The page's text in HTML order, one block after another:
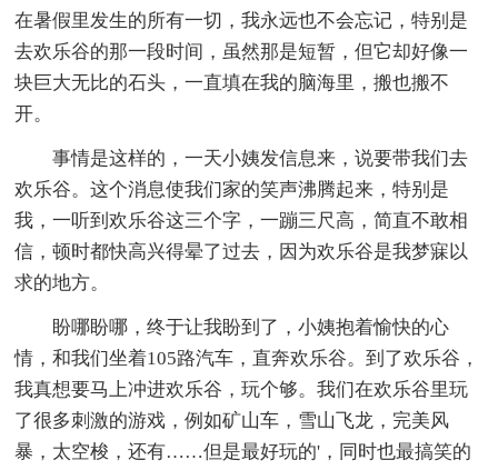
在暑假里发生的所有一切，我永远也不会忘记，特别是
去欢乐谷的那一段时间，虽然那是短暂，但它却好像一
块巨大无比的石头，一直填在我的脑海里，搬也搬不
开。
事情是这样的，一天小姨发信息来，说要带我们去
欢乐谷。这个消息使我们家的笑声沸腾起来，特别是
我，一听到欢乐谷这三个字，一蹦三尺高，简直不敢相
信，顿时都快高兴得晕了过去，因为欢乐谷是我梦寐以
求的地方。
盼哪盼哪，终于让我盼到了，小姨抱着愉快的心
情，和我们坐着105路汽车，直奔欢乐谷。到了欢乐谷，
我真想要马上冲进欢乐谷，玩个够。我们在欢乐谷里玩
了很多刺激的游戏，例如矿山车，雪山飞龙，完美风
暴，太空梭，还有……但是最好玩的'，同时也最搞笑的